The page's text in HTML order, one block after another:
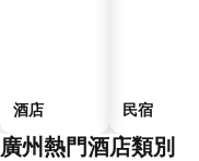
酒店 民宿
廣州熱門酒店類別